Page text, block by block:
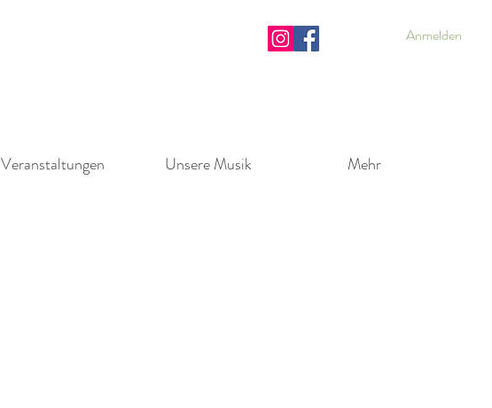
Anmelden
Veranstaltungen Unsere Musik Mehr